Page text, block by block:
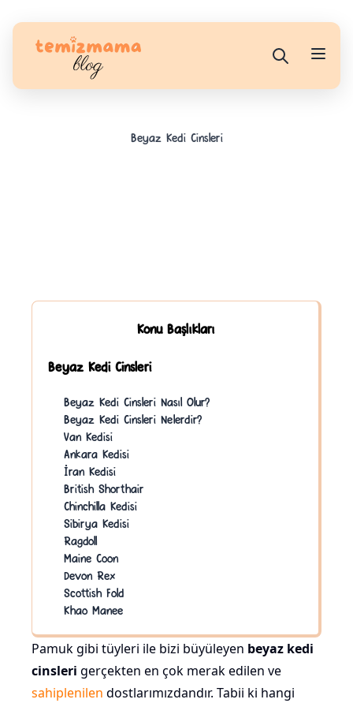
Beyaz Kedi Cinsleri
Konu Başlıkları
Beyaz Kedi Cinsleri
Beyaz Kedi Cinsleri Nasıl Olur?
Beyaz Kedi Cinsleri Nelerdir?
Van Kedisi
Ankara Kedisi
İran Kedisi
British Shorthair
Chinchilla Kedisi
Sibirya Kedisi
Ragdoll
Maine Coon
Devon Rex
Scottish Fold
Khao Manee
Pamuk gibi tüyleri ile bizi büyüleyen beyaz kedi
cinsleri gerçekten en çok merak edilen ve
sahiplenilen dostlarımızdandır. Tabii ki hangi